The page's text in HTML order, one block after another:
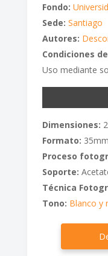
Fondo:
Sede: Santiago
Autores:
Condiciones
Uso mediante
Dimensiones:
Formato: 35mm
Proceso
Soporte:
Técnica
Tono: Blanco y